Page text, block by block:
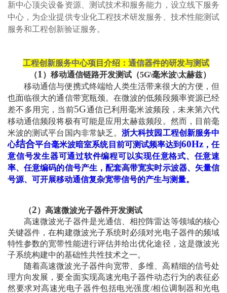
新中心顶尖设备资源、测试技术和服务能力，设立线下服务
中心，为企业提供专业化工程技术研发服务、技术性能测试
服务和工程创新验证服务。
工程创新服务中心项目介绍：通信器件的研发与测试
（1 ）移动通信链路开发测试（5G\毫米波\太赫兹）
移动通信与便携式终端给人类生活带来很大的方便，但
也面临很大的通信带宽瓶颈。在微波的低频段频率资源已经
差不多用完，当前5G通信已利用毫米波频段，未来第六代
移动通信频段将极有可能是应用太赫兹频段。然而，目前毫
米波的测试平台国内非常缺乏。浙大科技园工程创新服务中
心结合平台毫米波暗室系统目前可测试频率达到60Hz，任
意信号发生器可通过软件编程可以实现任意格式、任意速
率、任意编码的信号产生，配套高带宽实时示波器、矢量信
号源、可开展移动通信复杂宽带信号的产生与测量。
（2）高速微波光子器件开发测试
高速微波光子器件是光通信、相控阵雷达等领域的核心
关键器件，在构建微波光子系统时必须对光电子器件的频域
特性参数的宽带性能进行评估并给出优化途径，这是微波光
子系统构建中的基础性共性技术之一。
随着高速微波光子器件向宽带、多维、高精细的信号处
理方向发展，要全面实现高速光电子器件动态行为的表征必
然要求对高速光电子器件包括电光强度/相位调制器和光电